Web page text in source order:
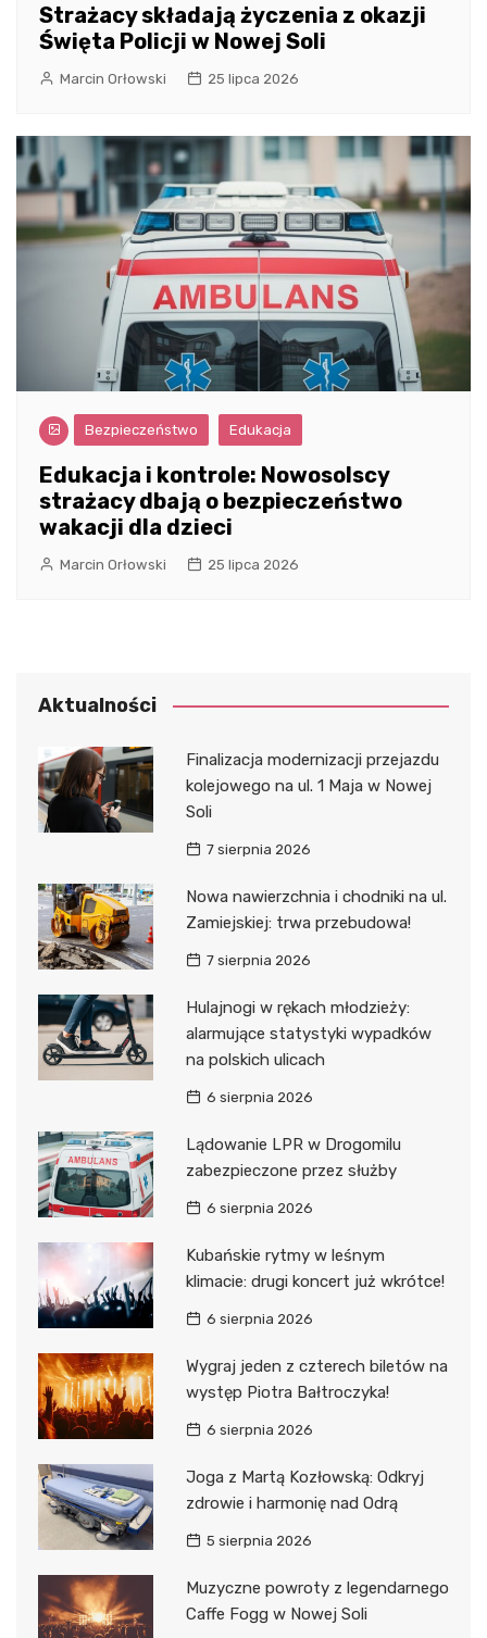
Strażacy składają życzenia z okazji
Święta Policji w Nowej Soli
Marcin Orłowski 25 lipca 2026
Bezpieczeństwo Edukacja
Edukacja i kontrole: Nowosolscy
strażacy dbają o bezpieczeństwo
wakacji dla dzieci
Marcin Orłowski 25 lipca 2026
Aktualności
Finalizacja modernizacji przejazdu
kolejowego na ul. 1 Maja w Nowej
Soli
7 sierpnia 2026
Nowa nawierzchnia i chodniki na ul.
Zamiejskiej: trwa przebudowa!
7 sierpnia 2026
Hulajnogi w rękach młodzieży:
alarmujące statystyki wypadków
na polskich ulicach
6 sierpnia 2026
Lądowanie LPR w Drogomilu
zabezpieczone przez służby
6 sierpnia 2026
Kubańskie rytmy w leśnym
klimacie: drugi koncert już wkrótce!
6 sierpnia 2026
Wygraj jeden z czterech biletów na
występ Piotra Bałtroczyka!
6 sierpnia 2026
Joga z Martą Kozłowską: Odkryj
zdrowie i harmonię nad Odrą
5 sierpnia 2026
Muzyczne powroty z legendarnego
Caffe Fogg w Nowej Soli